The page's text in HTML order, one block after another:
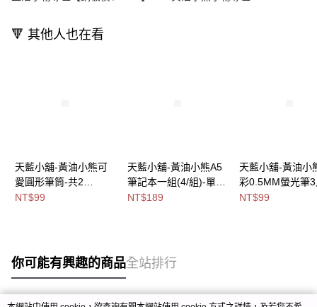
🔻 其他人也在看
天藍小舖-黃油小熊可
愛圓形筆筒-共2
色-$99【A11115649】
NT$99
天藍小舖-黃油小熊A5
筆記本一組(4/組)-單1
款-$189【A11115392
NT$189
天藍小舖-黃油小
彩0.5MM螢光筆
單1
NT$99
你可能有興趣的商品全站排行